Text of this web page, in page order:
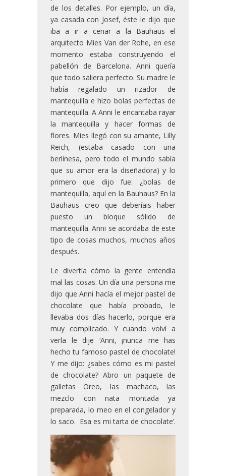
de los detalles. Por ejemplo, un día,
ya casada con Josef, éste le dijo que
iba a ir a cenar a la Bauhaus el
arquitecto Mies Van der Rohe, en ese
momento estaba construyendo el
pabellón de Barcelona. Anni quería
que todo saliera perfecto. Su madre le
había regalado un rizador de
mantequilla e hizo bolas perfectas de
mantequilla. A Anni le encantaba rayar
la mantequilla y hacer formas de
flores. Mies llegó con su amante, Lilly
Reich, (estaba casado con una
berlinesa, pero todo el mundo sabía
que su amor era la diseñadora) y lo
primero que dijo fue: ¿bolas de
mantequilla, aquí en la Bauhaus? En la
Bauhaus creo que deberíais haber
puesto un bloque sólido de
mantequilla. Anni se acordaba de este
tipo de cosas muchos, muchos años
después.
Le divertía cómo la gente entendía
mal las cosas. Un día una persona me
dijo que Anni hacía el mejor pastel de
chocolate que había probado, le
llevaba dos días hacerlo, porque era
muy complicado. Y cuando volví a
verla le dije ‘Anni, ¡nunca me has
hecho tu famoso pastel de chocolate!
Y me dijo: ¿sabes cómo es mi pastel
de chocolate? Abro un paquete de
galletas Oreo, las machaco, las
mezclo con nata montada ya
preparada, lo meo en el congelador y
lo saco. Esa es mi tarta de chocolate’.